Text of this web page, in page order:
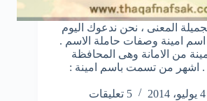
المعنى ، نحن ندعوك اليوم
امينة وصفات حاملة الاسم .
من الامانة وهى المحافظة
. اشهر من تسمت باسم امينة :
4 يوليو، 2014 5 تعليقات